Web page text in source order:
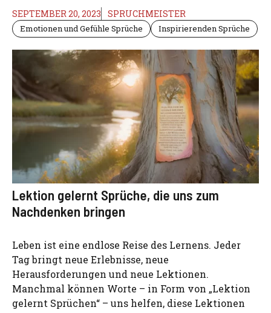
SEPTEMBER 20, 2023 SPRUCHMEISTER
Emotionen und Gefühle Sprüche Inspirierenden Sprüche
Lektion gelernt Sprüche, die uns zum
Nachdenken bringen
Leben ist eine endlose Reise des Lernens. Jeder
Tag bringt neue Erlebnisse, neue
Herausforderungen und neue Lektionen.
Manchmal können Worte – in Form von „Lektion
gelernt Sprüchen“ – uns helfen, diese Lektionen